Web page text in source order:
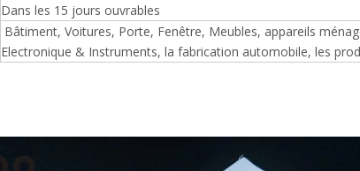
Dans les 15 jours ouvrables
Bâtiment, Voitures, Porte, Fenêtre, Meubles, appareils
Electronique & Instruments, la fabrication automobile, les